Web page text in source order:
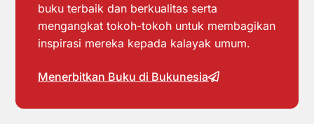
buku terbaik dan berkualitas serta
mengangkat tokoh-tokoh untuk membagikan
inspirasi mereka kepada kalayak umum.
Menerbitkan Buku di Bukunesia